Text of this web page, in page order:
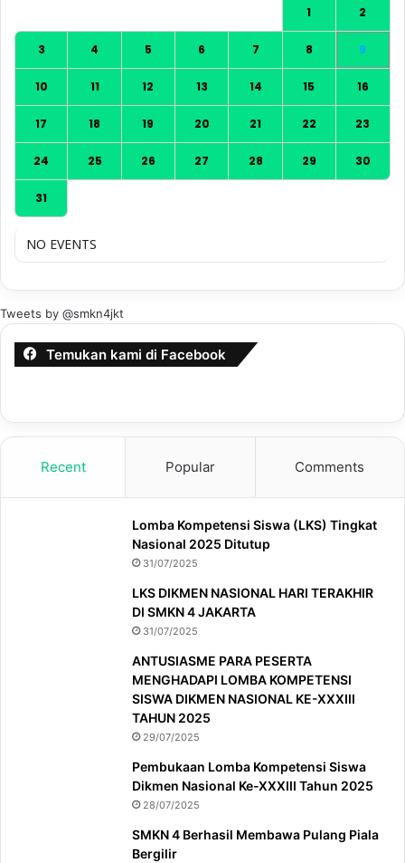
1 2
3 4 5 6 7 8 9
10 11 12 13 14 15 16
17 18 19 20 21 22 23
24 25 26 27 28 29 30
31
NO EVENTS
Tweets by @smkn4jkt
Temukan kami di Facebook
Recent Popular Comments
Lomba Kompetensi Siswa (LKS) Tingkat
Nasional 2025 Ditutup
31/07/2025
LKS DIKMEN NASIONAL HARI TERAKHIR
DI SMKN 4 JAKARTA
31/07/2025
ANTUSIASME PARA PESERTA
MENGHADAPI LOMBA KOMPETENSI
SISWA DIKMEN NASIONAL KE-XXXIII
TAHUN 2025
29/07/2025
Pembukaan Lomba Kompetensi Siswa
Dikmen Nasional Ke-XXXIII Tahun 2025
28/07/2025
SMKN 4 Berhasil Membawa Pulang Piala
Bergilir